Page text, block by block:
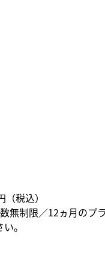
税込）
無制限／12ヵ月のプラ
。